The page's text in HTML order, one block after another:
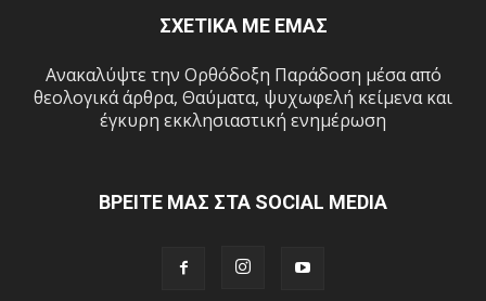
ΣΧΕΤΙΚΑ ΜΕ ΕΜΑΣ
Ανακαλύψτε την Ορθόδοξη Παράδοση μέσα από
θεολογικά άρθρα, Θαύματα, ψυχωφελή κείμενα και
έγκυρη εκκλησιαστική ενημέρωση
ΒΡΕΙΤΕ ΜΑΣ ΣΤΑ SOCIAL MEDIA